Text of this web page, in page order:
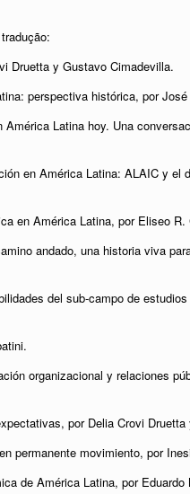
Druetta y Gustavo Cimadevilla.
perspectiva histórica, por
Latina hoy. Una
en América Latina: ALAIC y el
en América Latina, por Eliseo R.
andado, una historia viva
del sub-campo de
organizacional y relaciones
por Delia Crovi
permanente movimiento, por
de América Latina, por Eduardo